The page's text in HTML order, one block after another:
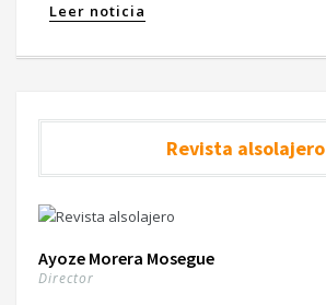
Leer noticia
Revista alsolajero
Ayoze Morera Mosegue
Director